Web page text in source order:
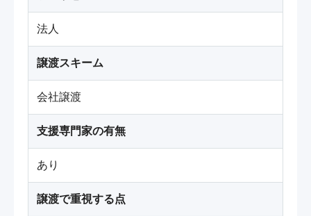
法人
譲渡スキーム
会社譲渡
支援専門家の有無
あり
譲渡で重視する点